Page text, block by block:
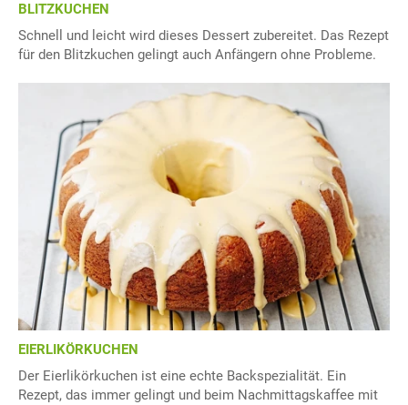
BLITZKUCHEN
Schnell und leicht wird dieses Dessert zubereitet. Das Rezept
für den Blitzkuchen gelingt auch Anfängern ohne Probleme.
EIERLIKÖRKUCHEN
Der Eierlikörkuchen ist eine echte Backspezialität. Ein
Rezept, das immer gelingt und beim Nachmittagskaffee mit